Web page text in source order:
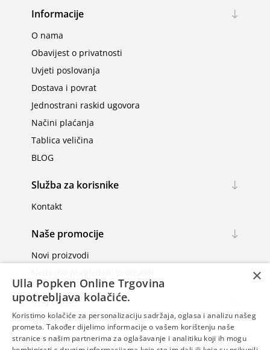
Informacije
O nama
Obavijest o privatnosti
Uvjeti poslovanja
Dostava i povrat
Jednostrani raskid ugovora
Načini plaćanja
Tablica veličina
BLOG
Služba za korisnike
Kontakt
Naše promocije
Novi proizvodi
Moj račun
Moj račun
Narudžbe
×
Ulla Popken Online Trgovina
upotrebljava kolačiće.
Koristimo kolačiće za personalizaciju sadržaja, oglasa i analizu našeg
prometa. Također dijelimo informacije o vašem korištenju naše
stranice s našim partnerima za oglašavanje i analitiku koji ih mogu